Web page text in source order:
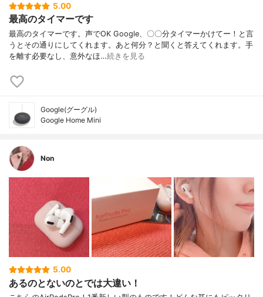
5.00
最高のタイマーです
最高のタイマーです。声でOK Google、〇〇分タイマーかけてー！と言
うとその通りにしてくれます。あと何分？と聞くと答えてくれます。手
を離す必要なし、意外なほ…続きを見る
Google(グーグル)
Google Home Mini
Non
5.00
あるのとないのとでは大違い！